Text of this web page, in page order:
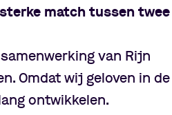
sterke match tussen twee
van Rijn
Omdat wij geloven in de
ontwikkelen.